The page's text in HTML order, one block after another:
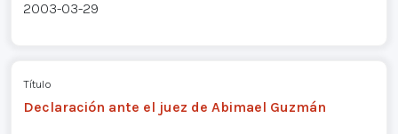
2003-03-29
Título
Declaración ante el juez de Abimael Guzmán